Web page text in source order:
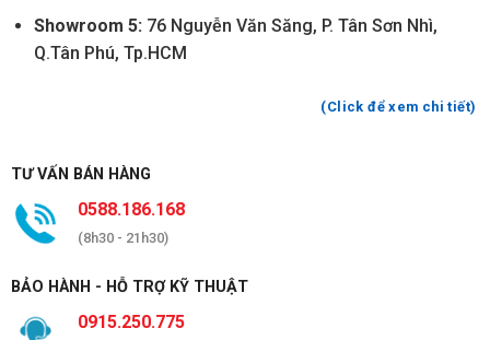
Showroom 5: 76 Nguyễn Văn Săng, P. Tân Sơn Nhì,
Q.Tân Phú, Tp.HCM
(Click để xem chi tiết)
TƯ VẤN BÁN HÀNG
0588.186.168
(8h30 - 21h30)
BẢO HÀNH - HỖ TRỢ KỸ THUẬT
0915.250.775